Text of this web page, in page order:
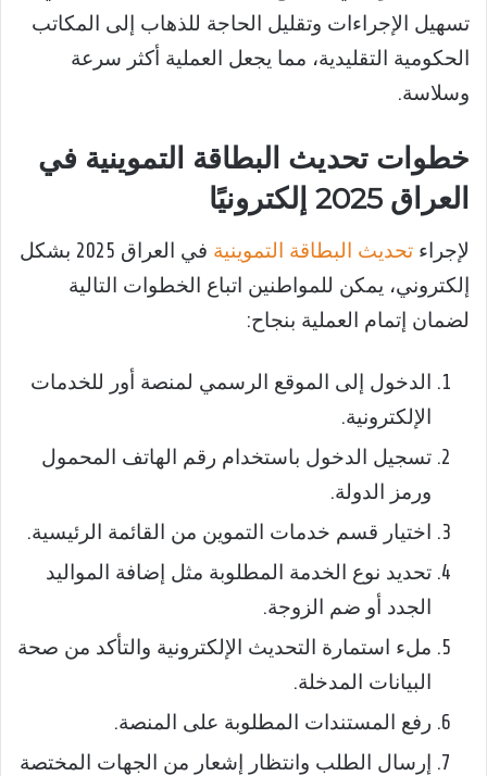
تسهيل الإجراءات وتقليل الحاجة للذهاب إلى المكاتب
الحكومية التقليدية، مما يجعل العملية أكثر سرعة
وسلاسة.
خطوات تحديث البطاقة التموينية في
العراق 2025 إلكترونيًا
لإجراء تحديث البطاقة التموينية
في العراق 2025 بشكل
إلكتروني، يمكن للمواطنين اتباع الخطوات التالية
لضمان إتمام العملية بنجاح:
الدخول إلى الموقع الرسمي لمنصة أور للخدمات
الإلكترونية.
تسجيل الدخول باستخدام رقم الهاتف المحمول
ورمز الدولة.
اختيار قسم خدمات التموين من القائمة الرئيسية.
تحديد نوع الخدمة المطلوبة مثل إضافة المواليد
الجدد أو ضم الزوجة.
ملء استمارة التحديث الإلكترونية والتأكد من صحة
البيانات المدخلة.
رفع المستندات المطلوبة على المنصة.
إرسال الطلب وانتظار إشعار من الجهات المختصة